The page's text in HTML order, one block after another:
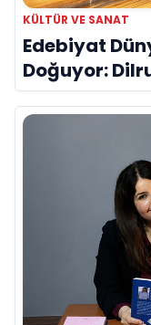
KÜLTÜR VE SANAT
Edebiyat
Doğuyor:
Evreni